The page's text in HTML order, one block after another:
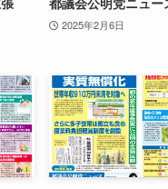
2025年2月6日